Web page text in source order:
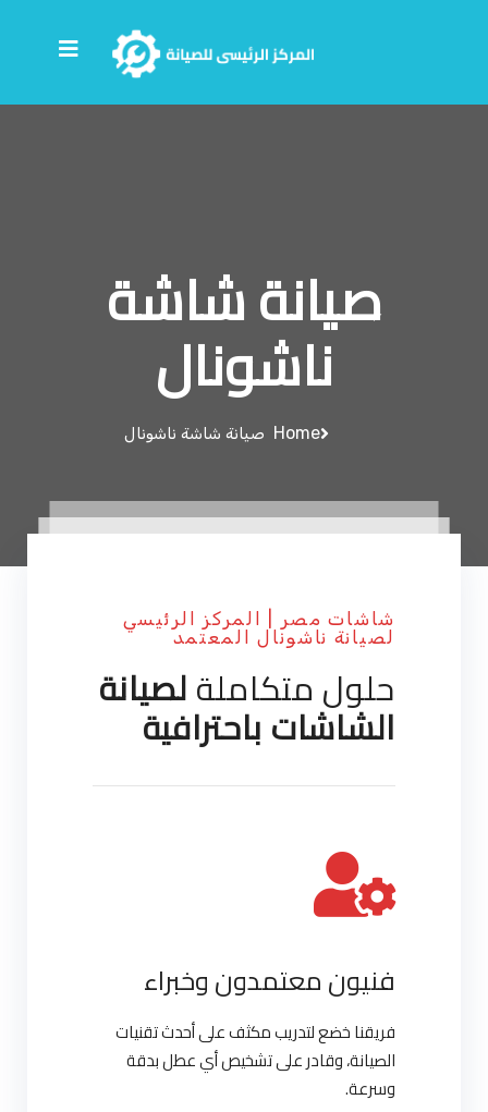
صيانة شاشة
ناشونال
Home صيانة شاشة ناشونال
شاشات مصر | المركز الرئيسي
لصيانة ناشونال المعتمد
حلول متكاملةلصيانة
الشاشات باحترافية
فنيون معتمدون وخبراء
فريقنا خضع لتدريب مكثف على أحدث تقنيات
الصيانة، وقادر على تشخيص أي عطل بدقة
وسرعة.